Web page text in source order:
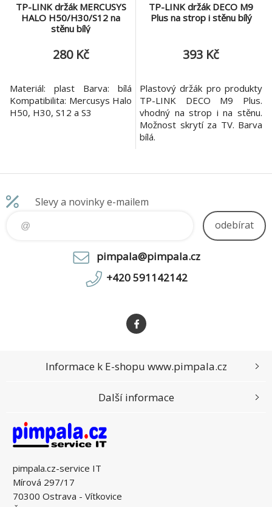
TP-LINK držák MERCUSYS
HALO H50/H30/S12 na
stěnu bílý
280 Kč
Materiál: plast Barva: bílá
Kompatibilita: Mercusys Halo
H50, H30, S12 a S3
TP-LINK držák DECO M9
Plus na strop i stěnu bílý
393 Kč
Plastový držák pro produkty
TP-LINK DECO M9 Plus.
vhodný na strop i na stěnu.
Možnost skrytí za TV. Barva
bílá.
Slevy a novinky e-mailem
odebírat
pimpala@pimpala.cz
+420 591142142
pimpala.cz-service IT
Mírová 297/17
70300 Ostrava - Vítkovice
Informace k E-shopu www.pimpala.cz
Další informace